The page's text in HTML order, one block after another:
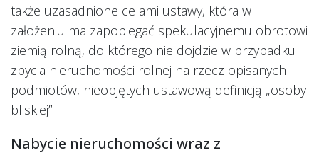
także uzasadnione celami ustawy, która w
założeniu ma zapobiegać spekulacyjnemu obrotowi
ziemią rolną, do którego nie dojdzie w przypadku
zbycia nieruchomości rolnej na rzecz opisanych
podmiotów, nieobjętych ustawową definicją „osoby
bliskiej”.
Nabycie nieruchomości wraz z